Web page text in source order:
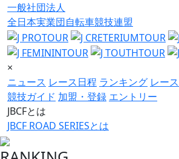
一般社団法人
全日本実業団自転車競技連盟
×
ニュース レース日程 ランキング レー
競技ガイド 加盟・登録 エントリー
JBCFとは
JBCF ROAD SERIESとは